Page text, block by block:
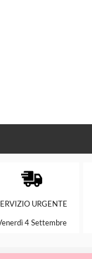
URGENTE
4 Settembre